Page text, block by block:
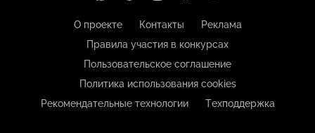
О проекте Контакты
Реклама
Правила участия в конкурсах
Пользовательское соглашение
Политика использования cookies
Рекомендательные технологии
Техподдержка